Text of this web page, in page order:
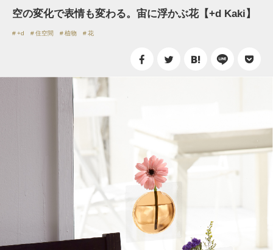
空の変化で表情も変わる。宙に浮かぶ花【+d Kaki】
+d 住空間 植物 花